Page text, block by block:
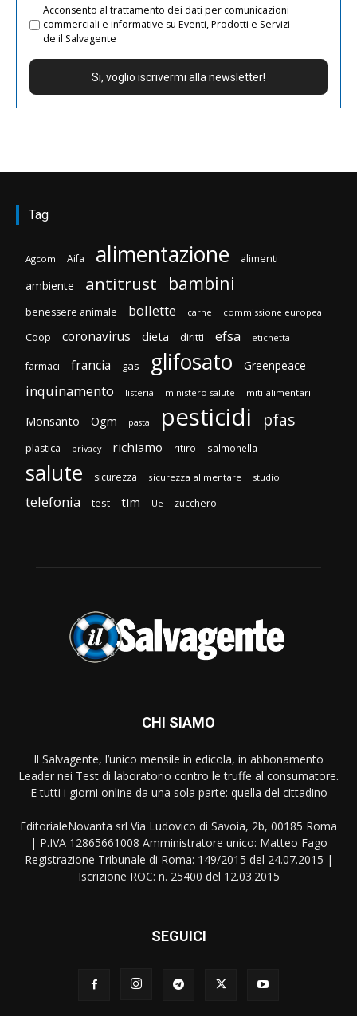
Acconsento al trattamento dei dati per comunicazioni
commerciali e informative su Eventi, Prodotti e Servizi
de il Salvagente
Tag
Agcom Aifa alimentazione alimenti
ambiente antitrust bambini
benessere animale bollette carne commissione europea
Coop coronavirus dieta diritti efsa etichetta
farmaci francia gas glifosato Greenpeace
inquinamento listeria ministero salute miti alimentari
Monsanto Ogm pasta pesticidi pfas
plastica privacy richiamo ritiro salmonella
salute sicurezza sicurezza alimentare studio
telefonia test tim Ue zucchero
CHI SIAMO
Il Salvagente, l’unico mensile in edicola, in abbonamento
Leader nei Test di laboratorio contro le truffe al consumatore.
E tutti i giorni online da una sola parte: quella del cittadino
EditorialeNovanta srl Via Ludovico di Savoia, 2b, 00185 Roma
| P.IVA 12865661008 Amministratore unico: Matteo Fago
Registrazione Tribunale di Roma: 149/2015 del 24.07.2015 |
Iscrizione ROC: n. 25400 del 12.03.2015
SEGUICI